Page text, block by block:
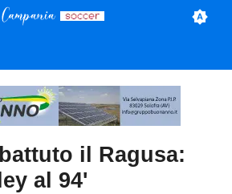
il Ragusa:
al 94'